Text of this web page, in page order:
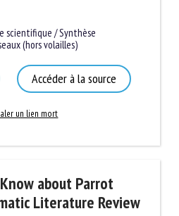
scientifique / Synthèse
(hors volailles)
Accéder à la source
un lien mort
about Parrot
Literature Review